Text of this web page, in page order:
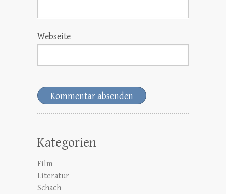
Webseite
Kategorien
Film
Literatur
Schach